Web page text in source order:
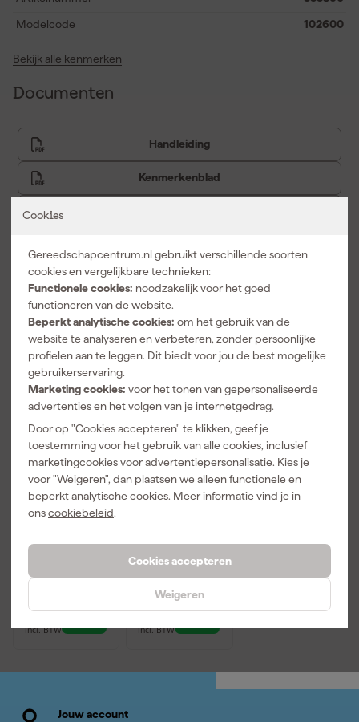
Cookies
Gereedschapcentrum.nl gebruikt verschillende soorten
cookies en vergelijkbare technieken:
Functionele cookies: noodzakelijk voor het goed
functioneren van de website.
Beperkt analytische cookies: om het gebruik van de
website te analyseren en verbeteren, zonder persoonlijke
profielen aan te leggen. Dit biedt voor jou de best mogelijke
gebruikerservaring.
Marketing cookies: voor het tonen van gepersonaliseerde
advertenties en het volgen van je internetgedrag.
Door op "Cookies accepteren" te klikken, geef je
toestemming voor het gebruik van alle cookies, inclusief
marketingcookies voor advertentiepersonalisatie. Kies je
voor "Weigeren", dan plaatsen we alleen functionele en
beperkt analytische cookies. Meer informatie vind je in
onscookiebeleid.
Cookies accepteren
Weigeren
Modelcode 102600
Bekijk alle kenmerken
Documenten
Handleiding
Kenmerkenblad
Vaak gekocht met
Soudal
Spatelset Kit
afstrijkset - 4
stuks
bezorgd
11,29
incl. BTW
Soudal
afstrijkmiddel
bezorgd
7,96
incl. BTW
Jouw account